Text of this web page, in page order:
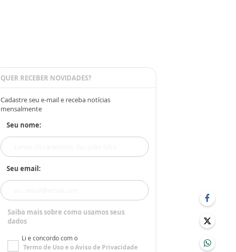
QUER RECEBER NOVIDADES?
Cadastre seu e-mail e receba notícias
mensalmente
Seu nome:
Seu email:
Saiba mais sobre como usamos seus
dados
Li e concordo com o
Termo de Usoe oAviso de Privacidade